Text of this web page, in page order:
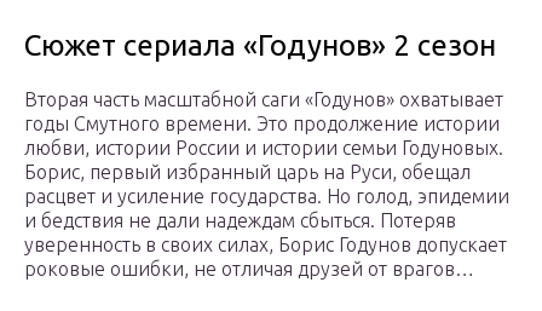
Сюжет сериала «Годунов» 2 сезон
Вторая часть масштабной саги «Годунов» охватывает
годы Смутного времени. Это продолжение истории
любви, истории России и истории семьи Годуновых.
Борис, первый избранный царь на Руси, обещал
расцвет и усиление государства. Но голод, эпидемии
и бедствия не дали надеждам сбыться. Потеряв
уверенность в своих силах, Борис Годунов допускает
роковые ошибки, не отличая друзей от врагов…